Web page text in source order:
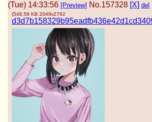
(Tue) 14:33:56 [Preview] No.157328 [X] del
(548.59 KB 2049x2762